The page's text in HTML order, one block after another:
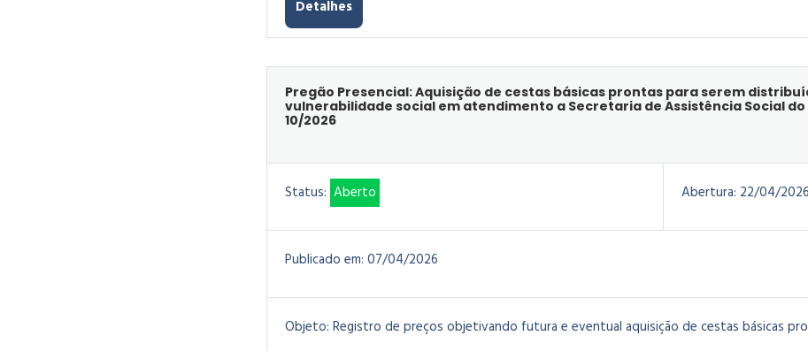
Detalhes
Pregão Presencial: Aquisição de cestas básicas prontas para serem
vulnerabilidade social em atendimento a Secretaria de Assistência Social
10/2026
Status: Aberto Abertura: 22/04/2026
Publicado em: 07/04/2026
Objeto: Registro de preços objetivando futura e eventual aquisição de cestas básicas